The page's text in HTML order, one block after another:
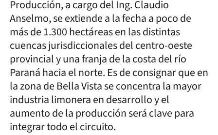
Producción, a cargo del Ing. Claudio
Anselmo, se extiende a la fecha a poco de
más de 1.300 hectáreas en las distintas
cuencas jurisdiccionales del centro-oeste
provincial y una franja de la costa del río
Paraná hacia el norte. Es de consignar que en
la zona de Bella Vista se concentra la mayor
industria limonera en desarrollo y el
aumento de la producción será clave para
integrar todo el circuito.